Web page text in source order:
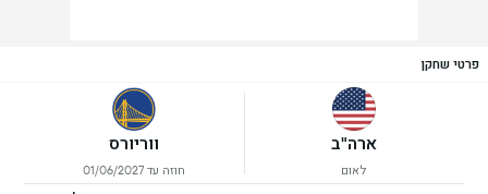
פרטי שחקן
ארה"ב
לאום
ווריורס
חוזה עד 01/06/2027